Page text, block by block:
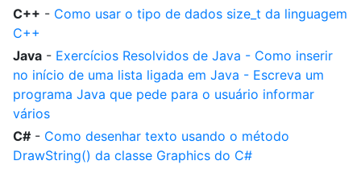
C++ - Como usar o tipo de dados size_t da linguagem
C++
Java - Exercícios Resolvidos de Java - Como inserir
no início de uma lista ligada em Java - Escreva um
programa Java que pede para o usuário informar
vários
C# - Como desenhar texto usando o método
DrawString() da classe Graphics do C#